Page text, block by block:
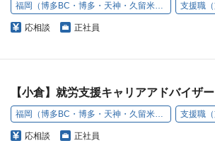
福岡（博多BC・博多・天神・久留米・小倉・うきは）
応相談 正社員
【小倉】就労支援キャリアアドバイザー
福岡（博多BC・博多・天神・久留米・小倉・うきは）
応相談 正社員